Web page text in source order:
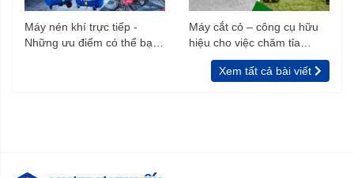
Máy nén khí trực tiếp -
Những ưu điểm có thể bạn
Máy cắt cỏ – công cụ hữu
hiệu cho việc chăm tỉa
vườn, rào
Xem tất cả bài viết